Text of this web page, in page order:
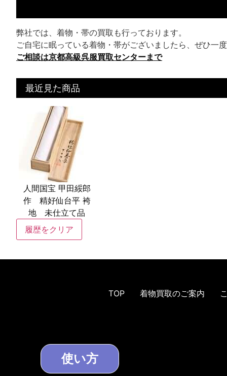
弊社では、着物・帯の買取も行っております。
ご自宅に眠っている着物・帯がございましたら、ぜひ一
ご相談は京都高級呉服買取センターまで
最近見た商品
人間国宝 甲田綏郎
作 精好仙台平 袴
地 未仕立て品
履歴をクリア
TOP 着物買取のご案内
使い方